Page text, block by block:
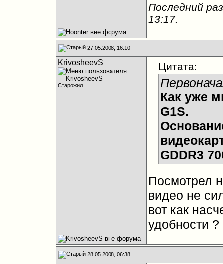
Последний
13:17.
27.05.2008, 16:10
KrivosheevS
Старожил
Цитата:
Как уже
G1S.
GDDR3
Посмотрел
видео не
вот как
удобности ?
28.05.2008, 06:38